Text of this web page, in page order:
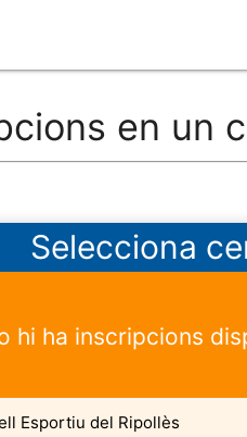
en un
Selecciona
hi ha inscripcions